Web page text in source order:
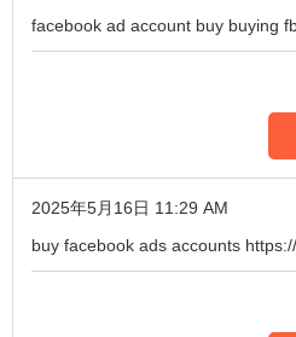
facebook ad account buy buying
2025年5月16日 11:29 AM
buy facebook ads accounts